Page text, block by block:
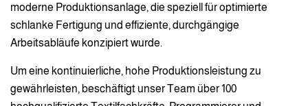
moderne Produktionsanlage, die speziell für optimierte
schlanke Fertigung und effiziente, durchgängige
Arbeitsabläufe konzipiert wurde.
Um eine kontinuierliche, hohe Produktionsleistung zu
gewährleisten, beschäftigt unser Team über 100